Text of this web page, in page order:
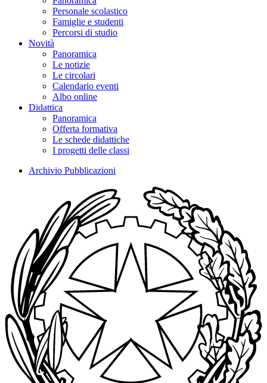
Personale scolastico
Famiglie e studenti
Percorsi di studio
Novità
Panoramica
Le notizie
Le circolari
Calendario eventi
Albo online
Didattica
Panoramica
Offerta formativa
Le schede didattiche
I progetti delle classi
Archivio Pubblicazioni